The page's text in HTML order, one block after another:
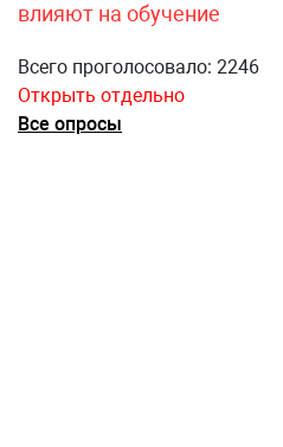
влияют на обучение
Всего проголосовало: 2246
Открыть отдельно
Все опросы